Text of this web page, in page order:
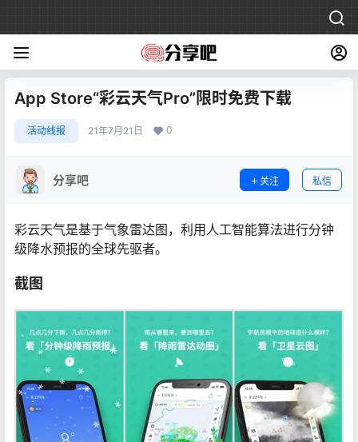
App Store“彩云天气Pro”限时免费下载
活动线报 21年7月21日 0
分享吧 关注 私信
彩云天气是基于气象雷达图，利用人工智能算法进行分钟
级降水预报的全球先驱者。
截图